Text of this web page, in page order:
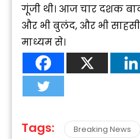
गूंजी थी। आज चार दशक
और भी बुलंद, और भी
माध्यम से।
Tags: Breaking News